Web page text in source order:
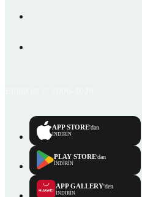
APP STORE'dan
İNDİRİN
PLAY STORE'dan
İNDİRİN
APP GALLERY'den
İNDİRİN